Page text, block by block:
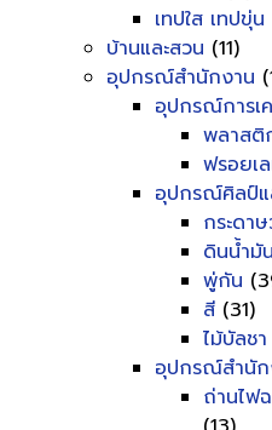
เทปใส เทปขุ่น
บ้านและสวน (11)
อุปกรณ์สำนักงาน
อุปกรณ์การเ
พลาสติ
ฟรอยเ
อุปกรณ์ศิลป์แ
กระดา
ดินน้ำมัน
พู่กัน
สี (31)
ไม้บัลชา
อุปกรณ์สำนัก
ถ่านไฟ